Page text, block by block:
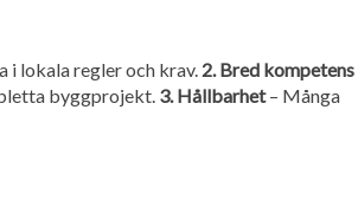
i lokala regler och krav. 2. Bred kompetens
byggprojekt. 3. Hållbarhet– Många